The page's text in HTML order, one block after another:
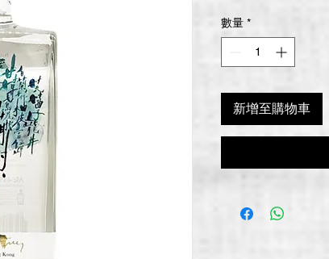
格
數量 *
新增至購物車